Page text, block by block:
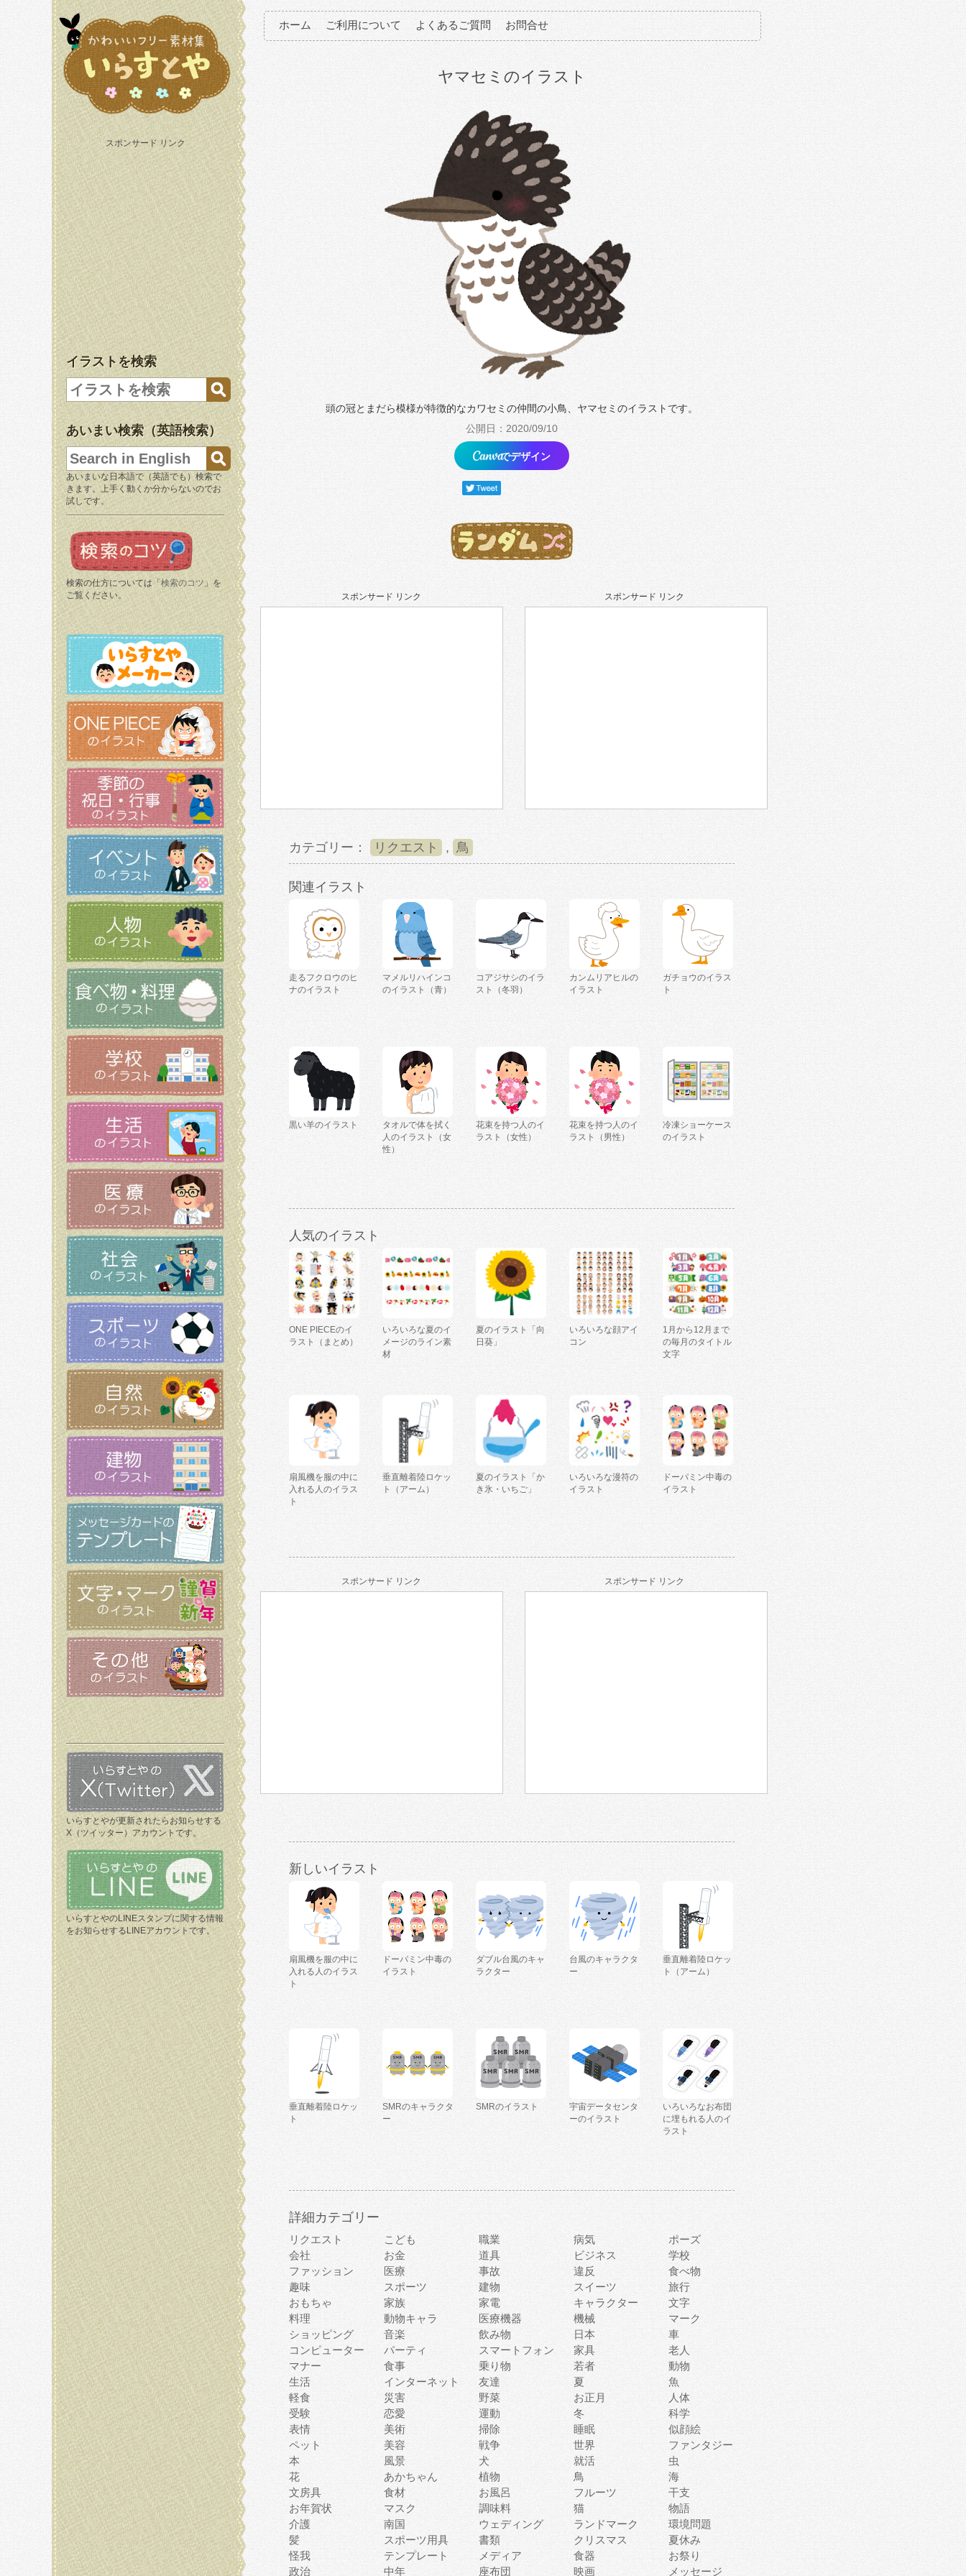
スポンサード リンク
イラストを検索
あいまい検索（英語検索）
あいまいな日本語で（英語でも）検索で
きます。上手く動くか分からないのでお
試しです。
検索の仕方については「 検索のコツ 」を
ご覧ください。
いらすとやが更新されたらお知らせする
X（ツイッター）アカウントです。
いらすとやのLINEスタンプに関する情報
をお知らせするLINEアカウントです。
ホーム ご利用について よくあるご質問 お問合せ
ヤマセミのイラスト
頭の冠とまだら模様が特徴的なカワセミの仲間の小鳥、ヤマセミのイラストです。
公開日：2020/09/10
でデザイン
スポンサード リンク スポンサード リンク
カテゴリー： リクエスト , 鳥
関連イラスト
走るフクロウのヒ
ナのイラスト
マメルリハインコ
のイラスト（青）
コアジサシのイラ
スト（冬羽）
カンムリアヒルの
イラスト
ガチョウのイラス
ト
黒い羊のイラスト
タオルで体を拭く
人のイラスト（女
性）
花束を持つ人のイ
ラスト（女性）
花束を持つ人のイ
ラスト（男性）
冷凍ショーケース
のイラスト
人気のイラスト
ONE PIECEのイ
ラスト（まとめ）
いろいろな夏のイ
メージのライン素
材
夏のイラスト「向
日葵」
いろいろな顔アイ
コン
1月から12月まで
の毎月のタイトル
文字
扇風機を服の中に
入れる人のイラス
ト
垂直離着陸ロケッ
ト（アーム）
夏のイラスト「か
き氷・いちご」
いろいろな漫符の
イラスト
ドーパミン中毒の
イラスト
スポンサード リンク スポンサード リンク
新しいイラスト
扇風機を服の中に
入れる人のイラス
ト
ドーパミン中毒の
イラスト
ダブル台風のキャ
ラクター
台風のキャラクタ
ー
垂直離着陸ロケッ
ト（アーム）
垂直離着陸ロケッ
ト
SMRのキャラクタ
ー
SMRのイラスト
宇宙データセンタ
ーのイラスト
いろいろなお布団
に埋もれる人のイ
ラスト
詳細カテゴリー
リクエスト こども 職業 病気
ポーズ
会社
お金 道具 ビジネス
学校
ファッション
医療 事故 違反
食べ物
趣味
スポーツ 建物 スイーツ
旅行
おもちゃ
家族 家電 キャラクター
文字
料理
動物キャラ 医療機器 機械
マーク
ショッピング
音楽 飲み物 日本
車
コンピューター
パーティ スマートフォン 家具
老人
マナー
食事 乗り物 若者
動物
生活
インターネット 友達 夏
魚
軽食
災害 野菜 お正月
人体
受験
恋愛 運動 冬
科学
表情
美術 掃除 睡眠
似顔絵
ペット
美容 戦争 世界
ファンタジー
本
風景 犬 就活
虫
花
あかちゃん 植物 鳥
海
文房具
食材 お風呂 フルーツ
干支
お年賀状
マスク 調味料 猫
物語
介護
南国 ウェディング ランドマーク
環境問題
髪
スポーツ用具 書類 クリスマス
夏休み
怪我
テンプレート メディア 食器
お祭り
政治
中年 座布団 映画 メッセージ